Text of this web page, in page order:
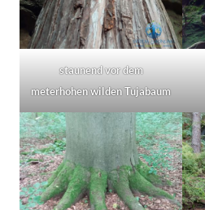
staunend vor dem
meterhohen wilden Tujabaum